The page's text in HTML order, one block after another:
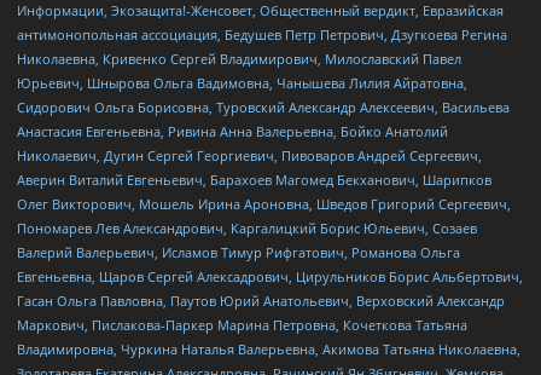
Информации, Экозащита!-Женсовет, Общественный вердикт, Евразийская
антимонопольная ассоциация, Бедушев Петр Петрович, Дзугкоева Регина
Николаевна, Кривенко Сергей Владимирович, Милославский Павел
Юрьевич, Шнырова Ольга Вадимовна, Чанышева Лилия Айратовна,
Сидорович Ольга Борисовна, Туровский Александр Алексеевич, Васильева
Анастасия Евгеньевна, Ривина Анна Валерьевна, Бойко Анатолий
Николаевич, Дугин Сергей Георгиевич, Пивоваров Андрей Сергеевич,
Аверин Виталий Евгеньевич, Барахоев Магомед Бекханович, Шарипков
Олег Викторович, Мошель Ирина Ароновна, Шведов Григорий Сергеевич,
Пономарев Лев Александрович, Каргалицкий Борис Юльевич, Созаев
Валерий Валерьевич, Исламов Тимур Рифгатович, Романова Ольга
Евгеньевна, Щаров Сергей Алексадрович, Цирульников Борис Альбертович,
Гасан Ольга Павловна, Паутов Юрий Анатольевич, Верховский Александр
Маркович, Пислакова-Паркер Марина Петровна, Кочеткова Татьяна
Владимировна, Чуркина Наталья Валерьевна, Акимова Татьяна Николаевна,